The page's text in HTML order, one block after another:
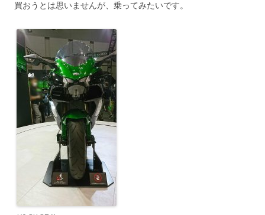
買おうとは思いませんが、乗ってみたいです。